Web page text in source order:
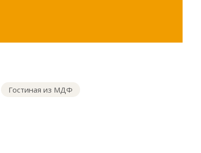
Гостиная из МДФ